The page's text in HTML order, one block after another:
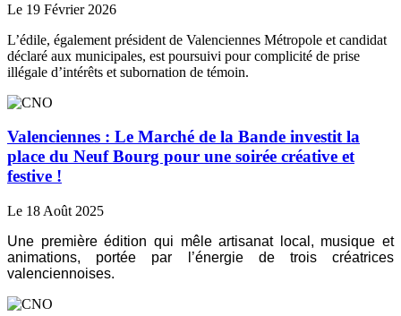
Le 19 Février 2026
L’édile, également président de Valenciennes Métropole et candidat
déclaré aux municipales, est poursuivi pour complicité de prise
illégale d’intérêts et subornation de témoin.
Valenciennes : Le Marché de la Bande investit la
place du Neuf Bourg pour une soirée créative et
festive !
Le 18 Août 2025
Une première édition qui mêle artisanat local, musique et
animations, portée par l’énergie de trois créatrices
valenciennoises.